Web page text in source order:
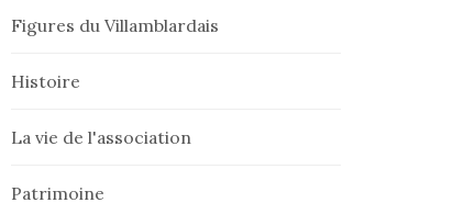
Figures du Villamblardais
Histoire
La vie de l'association
Patrimoine